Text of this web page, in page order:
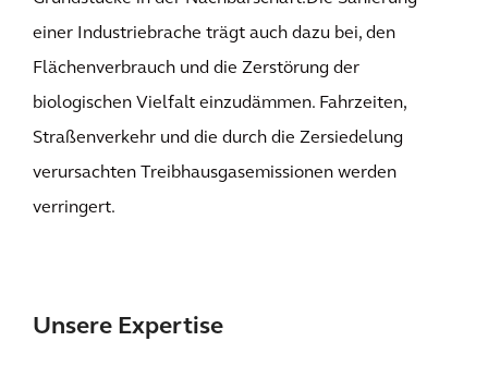
einer Industriebrache trägt auch dazu bei, den
Flächenverbrauch und die Zerstörung der
biologischen Vielfalt einzudämmen. Fahrzeiten,
Straßenverkehr und die durch die Zersiedelung
verursachten Treibhausgasemissionen werden
verringert.
Unsere Expertise